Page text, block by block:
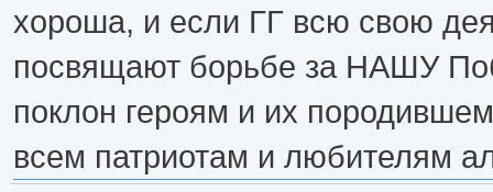
хороша, и если ГГ всю свою
посвящают борьбе за НАШУ
поклон героям и их
всем патриотам и любителям